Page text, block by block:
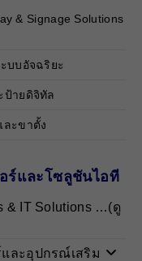
& Signage Solutions
บบอัจฉริยะ
ป้ายดิจิทัล
ละขาตั้ง
ร์และโซลูชันไอที
& IT Solutions …(ดู
และอุปกรณ์เสริม